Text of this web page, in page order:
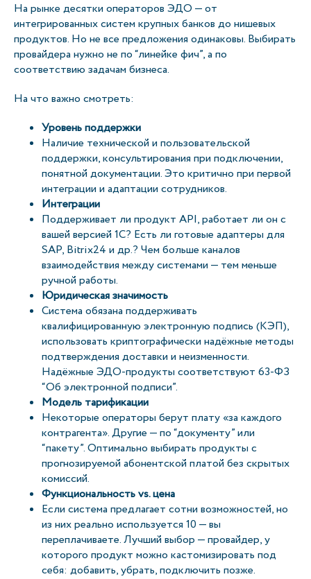
На рынке десятки операторов ЭДО — от
интегрированных систем крупных банков до нишевых
продуктов. Но не все предложения одинаковы. Выбирать
провайдера нужно не по “линейке фич”, а по
соответствию задачам бизнеса.
На что важно смотреть:
Уровень поддержки
Наличие технической и пользовательской
поддержки, консультирования при подключении,
понятной документации. Это критично при первой
интеграции и адаптации сотрудников.
Интеграции
Поддерживает ли продукт API, работает ли он с
вашей версией 1С? Есть ли готовые адаптеры для
SAP, Bitrix24 и др.? Чем больше каналов
взаимодействия между системами — тем меньше
ручной работы.
Юридическая значимость
Система обязана поддерживать
квалифицированную электронную подпись (КЭП),
использовать криптографически надёжные методы
подтверждения доставки и неизменности.
Надёжные ЭДО-продукты соответствуют 63-ФЗ
“Об электронной подписи”.
Модель тарификации
Некоторые операторы берут плату «за каждого
контрагента». Другие — по “документу” или
“пакету”. Оптимально выбирать продукты с
прогнозируемой абонентской платой без скрытых
комиссий.
Функциональность vs. цена
Если система предлагает сотни возможностей, но
из них реально используется 10 — вы
переплачиваете. Лучший выбор — провайдер, у
которого продукт можно кастомизировать под
себя: добавить, убрать, подключить позже.